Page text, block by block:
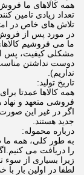
همه کالاهای ما
تعداد زیادی تامین
تلاش های خاص در
در مورد پس از
ما می فروشیم
مشکلی کیفیت، پس
دوست نداشتن مناسب
نداریم).
تاریخ تولید:
همه کالاها عمدتا
فروشی متعهد و نهاد
اگر در غیر این
جدید هستند.
درباره محموله:
را دریافت می
زیرا بسیاری از سوء
لطفا در اولین بار با